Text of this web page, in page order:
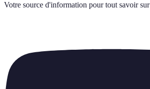
Votre source d'information pour tout savoir sur